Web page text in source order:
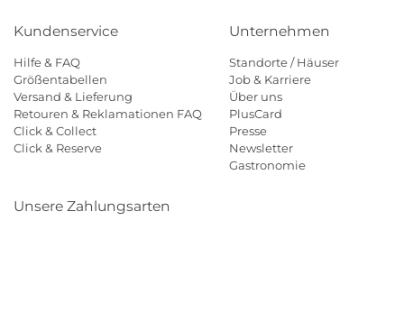
Kundenservice
Hilfe & FAQ
Größentabellen
Versand & Lieferung
Retouren & Reklamationen FAQ
Click & Collect
Click & Reserve
Unternehmen
Standorte / Häuser
Job & Karriere
Über uns
PlusCard
Presse
Newsletter
Gastronomie
Unsere Zahlungsarten